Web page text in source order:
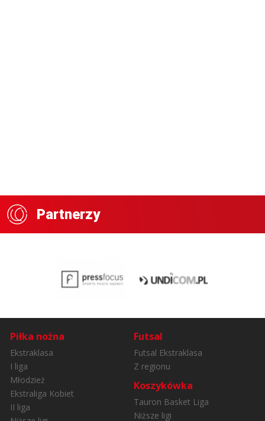
Partnerzy
Piłka nożna
Ekstraklasa
I liga
Młodzież
Ekstraliga Kobiet
II liga
Futsal
Futsal Ekstraklasa
Z regionu
Koszykówka
Tauron Basket Liga
Niższe ligi